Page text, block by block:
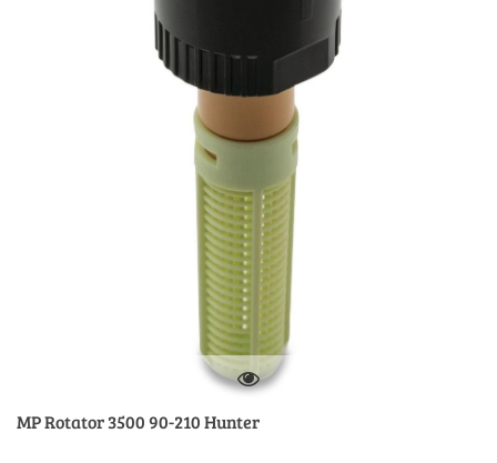
MP Rotator 3500 90-210 Hunter